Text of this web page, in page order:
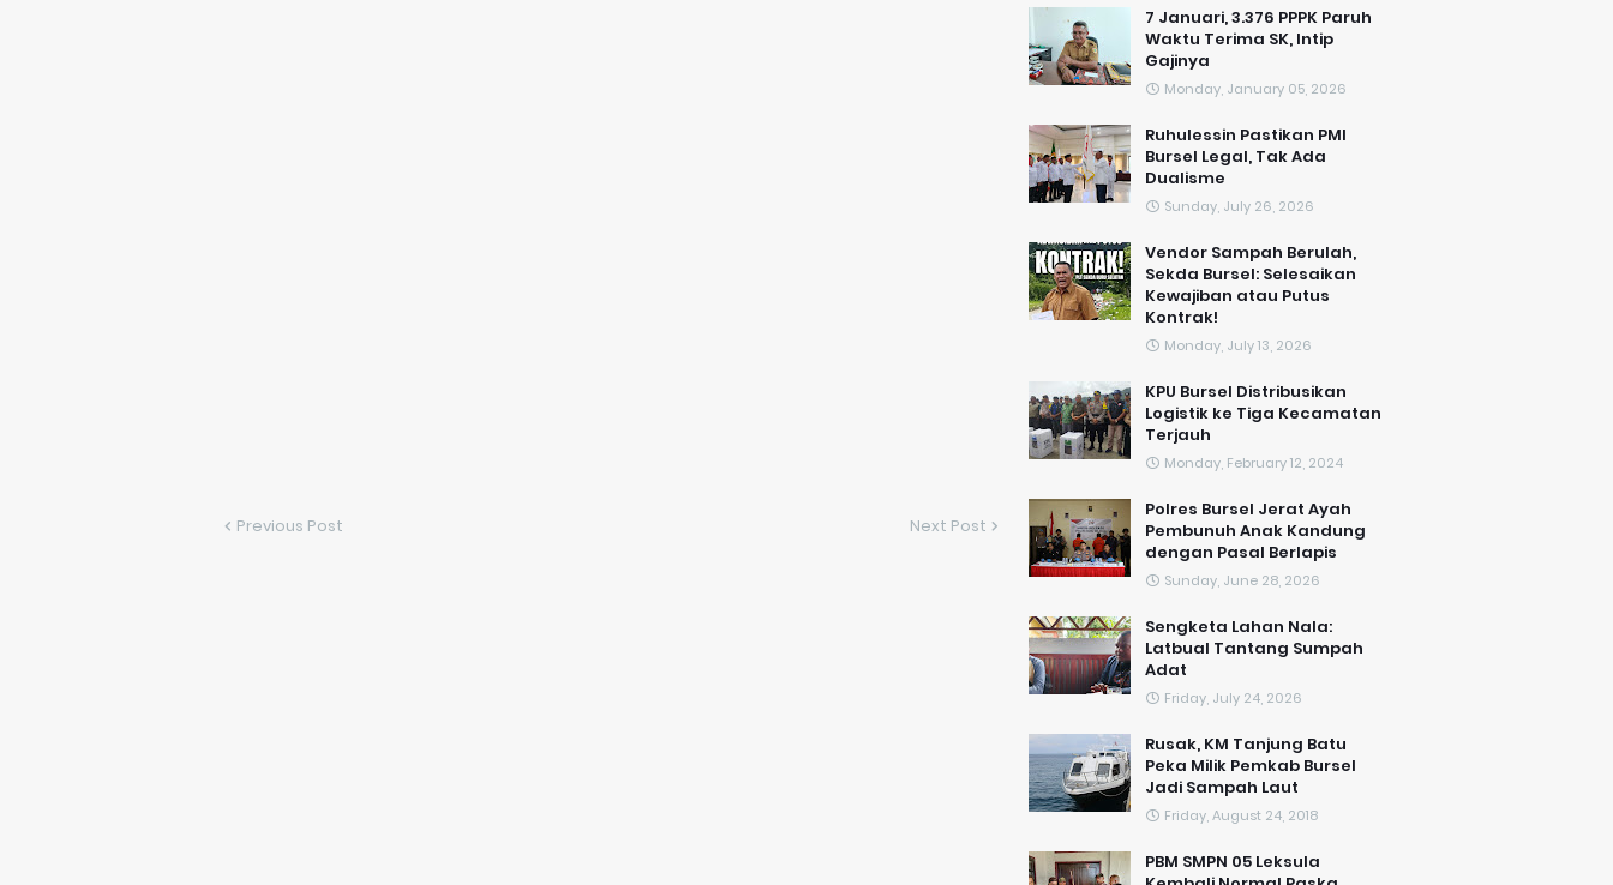
Previous Post Next Post
7 Januari, 3.376 PPPK Paruh
Waktu Terima SK, Intip
Gajinya
Monday, January 05, 2026
​Ruhulessin Pastikan PMI
Bursel Legal, Tak Ada
Dualisme
Sunday, July 26, 2026
Vendor Sampah Berulah,
Sekda Bursel: Selesaikan
Kewajiban atau Putus
Kontrak!
Monday, July 13, 2026
KPU Bursel Distribusikan
Logistik ke Tiga Kecamatan
Terjauh
Monday, February 12, 2024
Polres Bursel Jerat Ayah
Pembunuh Anak Kandung
dengan Pasal Berlapis
Sunday, June 28, 2026
Sengketa Lahan Nala:
Latbual Tantang Sumpah
Adat
Friday, July 24, 2026
Rusak, KM Tanjung Batu
Peka Milik Pemkab Bursel
Jadi Sampah Laut
Friday, August 24, 2018
PBM SMPN 05 Leksula